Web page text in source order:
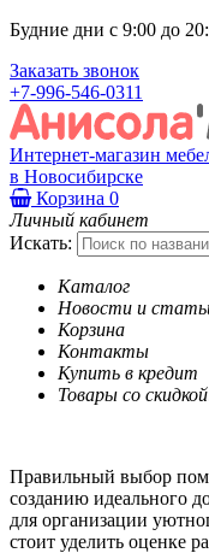
Будние дни с 9:00 до
Заказать звонок
+7-996-546-0311
Интернет-магазин
в Новосибирске
Корзина 0
Личный кабинет
Искать:
Каталог
Новости и
Корзина
Контакты
Купить в кредит
Товары со
Правильный выбор
созданию идеального
для организации
стоит уделить оценке